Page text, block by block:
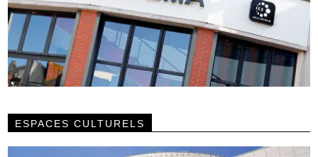
ESPACES CULTURELS